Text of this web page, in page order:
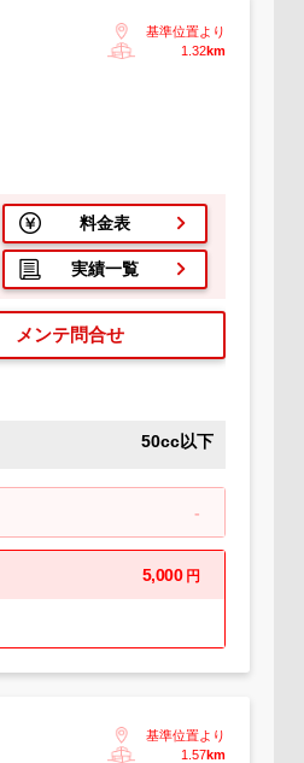
基準位置より
1.32km
料金表
実績一覧
メンテ問合せ
50cc以下
-
5,000 円
基準位置より
1.57km